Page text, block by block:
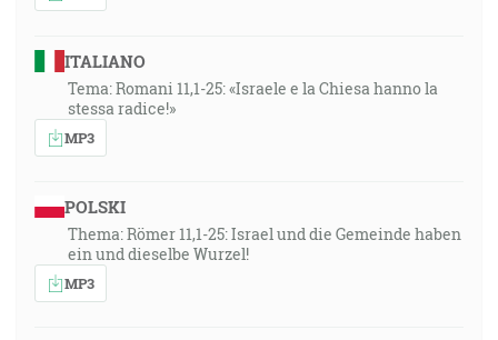
ITALIANO
Tema: Romani 11,1-25: «Israele e la Chiesa hanno la
stessa radice!»
MP3
POLSKI
Thema: Römer 11,1-25: Israel und die Gemeinde haben
ein und dieselbe Wurzel!
MP3